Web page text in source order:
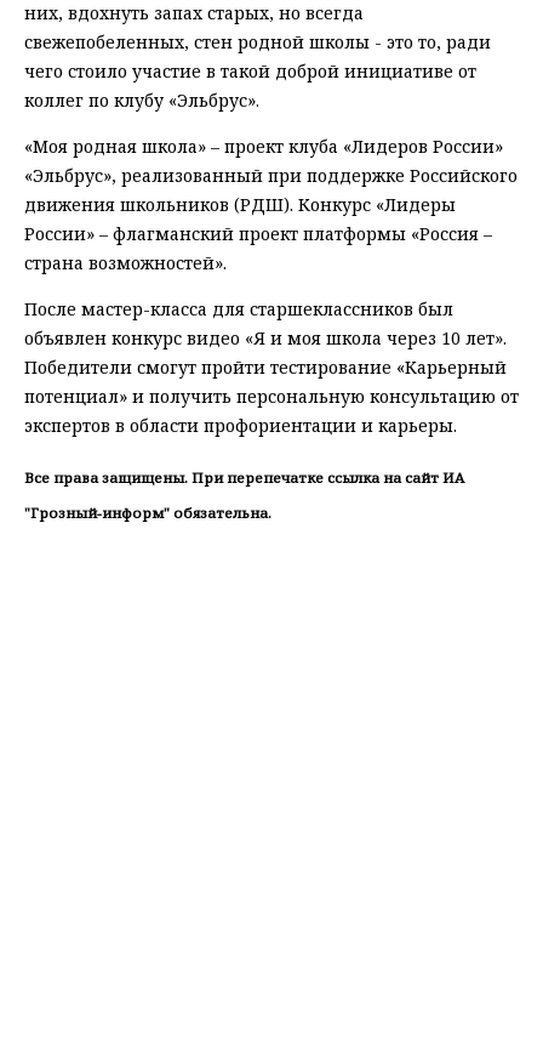
них, вдохнуть запах старых, но всегда
свежепобеленных, стен родной школы - это то, ради
чего стоило участие в такой доброй инициативе от
коллег по клубу «Эльбрус».
«Моя родная школа» – проект клуба «Лидеров России»
«Эльбрус», реализованный при поддержке Российского
движения школьников (РДШ). Конкурс «Лидеры
России» – флагманский проект платформы «Россия –
страна возможностей».
После мастер-класса для старшеклассников был
объявлен конкурс видео «Я и моя школа через 10 лет».
Победители смогут пройти тестирование «Карьерный
потенциал» и получить персональную консультацию от
экспертов в области профориентации и карьеры.
Все права защищены. При перепечатке ссылка на сайт ИА
"Грозный-информ" обязательна.